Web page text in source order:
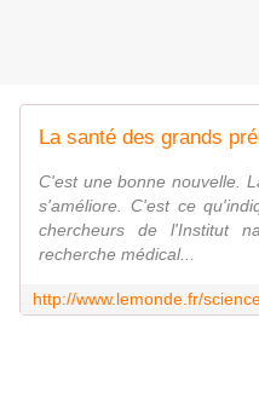
La santé des grands
C'est une bonne nouvelle.
s'améliore. C'est ce
chercheurs de l'Institut
recherche médical...